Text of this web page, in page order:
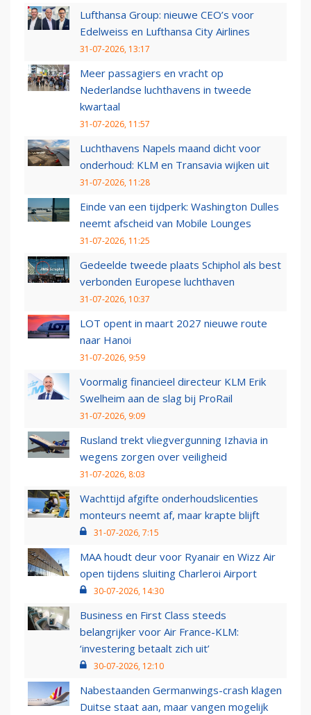
Lufthansa Group: nieuwe CEO’s voor
Edelweiss en Lufthansa City Airlines
31-07-2026, 13:17
Meer passagiers en vracht op
Nederlandse luchthavens in tweede
kwartaal
31-07-2026, 11:57
Luchthavens Napels maand dicht voor
onderhoud: KLM en Transavia wijken uit
31-07-2026, 11:28
Einde van een tijdperk: Washington Dulles
neemt afscheid van Mobile Lounges
31-07-2026, 11:25
Gedeelde tweede plaats Schiphol als best
verbonden Europese luchthaven
31-07-2026, 10:37
LOT opent in maart 2027 nieuwe route
naar Hanoi
31-07-2026, 9:59
Voormalig financieel directeur KLM Erik
Swelheim aan de slag bij ProRail
31-07-2026, 9:09
Rusland trekt vliegvergunning Izhavia in
wegens zorgen over veiligheid
31-07-2026, 8:03
Wachttijd afgifte onderhoudslicenties
monteurs neemt af, maar krapte blijft
31-07-2026, 7:15
MAA houdt deur voor Ryanair en Wizz Air
open tijdens sluiting Charleroi Airport
30-07-2026, 14:30
Business en First Class steeds
belangrijker voor Air France-KLM:
‘investering betaalt zich uit’
30-07-2026, 12:10
Nabestaanden Germanwings-crash klagen
Duitse staat aan, maar vangen mogelijk